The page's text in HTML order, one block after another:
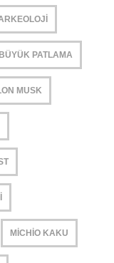
BÜYÜK PATLAMA
MUSK
MICHIO KAKU